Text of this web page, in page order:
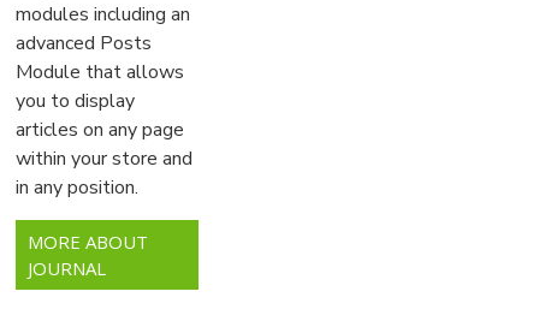
modules including an
advanced Posts
Module that allows
you to display
articles on any page
within your store and
in any position.
MORE ABOUT
JOURNAL